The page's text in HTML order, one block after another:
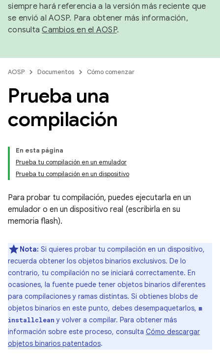
siempre hará referencia a la versión más reciente que
se envió al AOSP. Para obtener más información,
consultaCambios en el AOSP.
AOSP Documentos Cómo comenzar
Prueba una
compilación
En esta página
Prueba tu compilación en un emulador
Prueba tu compilación en un dispositivo
Para probar tu compilación, puedes ejecutarla en un
emulador o en un dispositivo real (escribirla en su
memoria flash).
Nota: Si quieres probar tu compilación en un dispositivo,
recuerda obtener los objetos binarios exclusivos. De lo
contrario, tu compilación no se iniciará correctamente. En
ocasiones, la fuente puede tener objetos binarios diferentes
para compilaciones y ramas distintas. Si obtienes blobs de
objetos binarios en este punto, debes desempaquetarlos, m
installclean y volver a compilar. Para obtener más
información sobre este proceso, consulta Cómo descargar
objetos binarios patentados.